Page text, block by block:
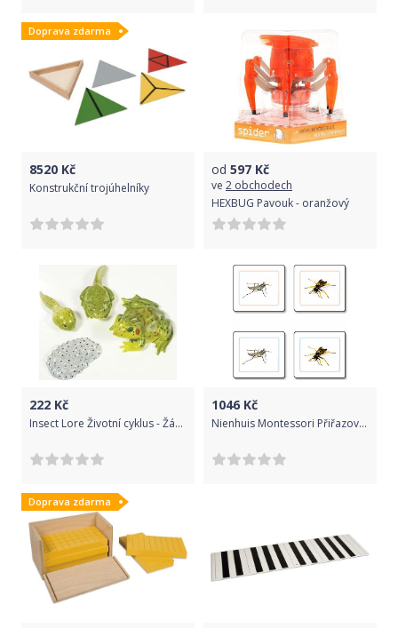
Doprava zdarma
8520 Kč
Konstrukční trojúhelníky
od 597 Kč
ve 2 obchodech
HEXBUG Pavouk - oranžový
222 Kč
Insect Lore Životní cyklus - Žába
1046 Kč
Nienhuis Montessori Přiřazovací karty: hmyz
Doprava zdarma